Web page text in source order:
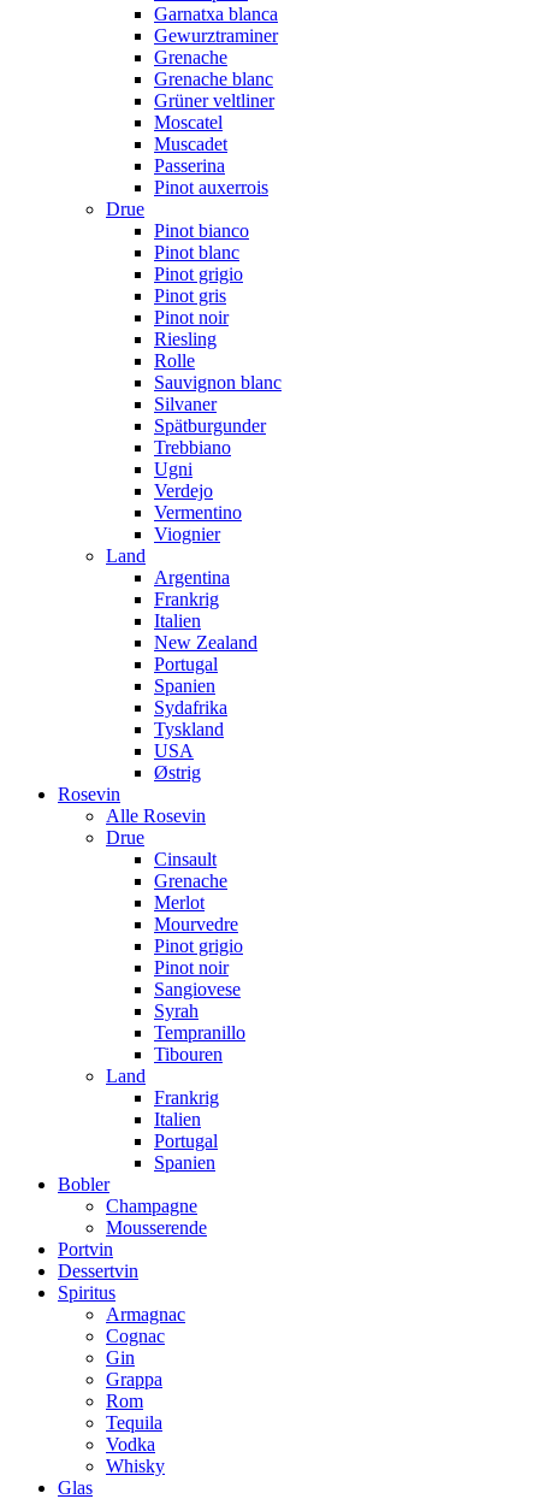
Garnatxa blanca
Gewurztraminer
Grenache
Grenache blanc
Grüner veltliner
Moscatel
Muscadet
Passerina
Pinot auxerrois
Drue
Pinot bianco
Pinot blanc
Pinot grigio
Pinot gris
Pinot noir
Riesling
Rolle
Sauvignon blanc
Silvaner
Spätburgunder
Trebbiano
Ugni
Verdejo
Vermentino
Viognier
Land
Argentina
Frankrig
Italien
New Zealand
Portugal
Spanien
Sydafrika
Tyskland
USA
Østrig
Rosevin
Alle Rosevin
Drue
Cinsault
Grenache
Merlot
Mourvedre
Pinot grigio
Pinot noir
Sangiovese
Syrah
Tempranillo
Tibouren
Land
Frankrig
Italien
Portugal
Spanien
Bobler
Champagne
Mousserende
Portvin
Dessertvin
Spiritus
Armagnac
Cognac
Gin
Grappa
Rom
Tequila
Vodka
Whisky
Glas